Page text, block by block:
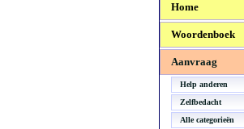
Home
Woordenboek
Aanvraag
Help anderen
Zelfbedacht
Alle categorieën